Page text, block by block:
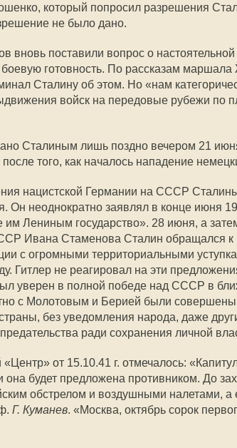
который попросил разрешения
не было дано.
вновь поставили вопрос о
готовность. По рассказам
Сталину об этом. Но «нам
войск на передовые рубежи по
Сталиным лишь поздно вечером 21
того, как началось нападение
нацистской Германии на СССР
Он неоднократно заявлял в конце июня
Лениным государство». 28 июня, а
Ивана Стаменова Сталин обращался к
с огромными территориальными
Гитлер не реагировал на эти
уверен в полной победе над СССР в
с Молотовым и Берией были совершены
без уведомления народа, даже
ради сохранения личной
от 15.10.41 г. отмечалось:
она будет предложена противником. До
обстрелом и воздушными налетами,
Г. Куманев. «Москва, октябрь сорок